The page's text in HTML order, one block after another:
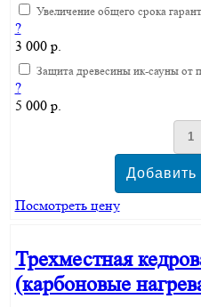
Увеличение общего срока
?
3 000 р.
Защита древесины ик-сауны от
?
5 000 р.
Посмотреть цену
Трехместная
(карбоновые